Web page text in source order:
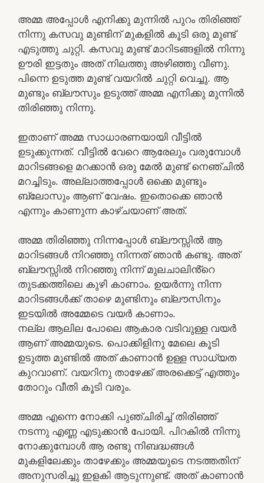
അമ്മ അപ്പോൾ എനിക്കു മുന്നിൽ പുറം തിരിഞ്ഞ്
നിന്നു കസവു മുണ്ടിന് മുകളിൽ കൂടി ഒരു മുണ്ട്
എടുത്തു ചുറ്റി. കസവു മുണ്ട് മാറിടങ്ങളിൽ നിന്നു
ഊരി ഇട്ടതും അത് നിലത്തു അഴിഞ്ഞു വീണു.
പിന്നെ ഉടുത്ത മുണ്ട് വയറിൽ ചുറ്റി വെച്ചു. ആ
മുണ്ടും ബ്ലൗസും ഉടുത്ത് അമ്മ എനിക്കു മുന്നിൽ
തിരിഞ്ഞു നിന്നു.
ഇതാണ് അമ്മ സാധാരണയായി വീട്ടിൽ
ഉടുക്കുന്നത്. വീട്ടിൽ വേറെ ആരേലും വരുമ്പോൾ
മാറിടങ്ങളെ മറക്കാൻ ഒരു മേൽ മുണ്ട് നെഞ്ചിൽ
മറച്ചിടും. അല്ലാത്തപ്പോൾ ഒക്കെ മുണ്ടും
ബ്ലോസും ആണ് വേഷം. ഇതൊക്കെ ഞാൻ
എന്നും കാണുന്ന കാഴ്ചയാണ് അത്.
അമ്മ തിരിഞ്ഞു നിന്നപ്പോൾ ബ്ലൗസ്സിൽ ആ
മാറിടങ്ങൾ നിറഞ്ഞു നിന്നത് ഞാൻ കണ്ടു. അത്
ബ്ലൗസ്സിൽ നിറഞ്ഞു നിന്ന് മുലചാലിൻ്റെ
തുടക്കത്തിലെ കുഴി കാണാം. ഉയർന്നു നിന്ന
മാറിടങ്ങൾക്ക് താഴെ മുണ്ടിനും ബ്ലൗസിനും
ഇടയിൽ അമ്മേടെ വയർ കാണാം.
നല്ല ആലില പോലെ ആകാര വടിവുള്ള വയർ
ആണ് അമ്മയുടെ. പൊക്കിളിനു മേലെ കൂടി
ഉടുത്ത മുണ്ടിൽ അത് കാണാൻ ഉള്ള സാധ്യത
കുറവാണ്. വയറിനു താഴേക്ക് അരക്കെട്ട് എത്തും
തോറും വീതി കൂടി വരും.
അമ്മ എന്നെ നോക്കി പുഞ്ചിരിച്ച് തിരിഞ്ഞ്
നടന്നു എണ്ണ എടുക്കാൻ പോയി. പിറകിൽ നിന്നു
നോക്കുമ്പോൾ ആ രണ്ടു നിബദ്ധങ്ങൾ
മുകളിലേക്കും താഴേക്കും അമ്മയുടെ നടത്തതിന്
അനുസരിച്ചു ഇളകി ആടുന്നുണ്ട്. അത് കാണാൻ